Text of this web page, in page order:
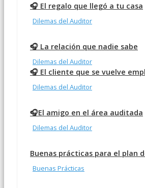
🎧 El regalo que llegó a tu casa
Dilemas del Auditor
🎧 La relación que nadie sabe
Dilemas del Auditor
🎧 El cliente que se vuelve
Dilemas del Auditor
🎧El amigo en el área auditada
Dilemas del Auditor
Buenas prácticas para el plan
Buenas Prácticas